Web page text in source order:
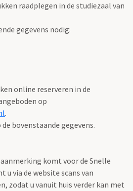
raadplegen in de studiezaal van
gegevens nodig:
online reserveren in de
op
.
bovenstaande gegevens.
komt voor de Snelle
u via de website scans van
zodat u vanuit huis verder kan met